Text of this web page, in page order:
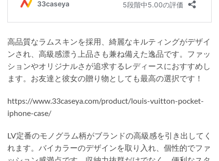
高品質なラムスキンを採用、綺麗なキルティングがデザイ
ンされ、高級感漂う上品さも兼ね備えた逸品です。ファッ
ションやオリジナルさが追求するレディースにおすすめし
ます。お友達と彼女の贈り物としても最高の選択です！
https://www.33caseya.com/product/louis-vuitton-pocket-
iphone-case/
LV定番のモノグラム柄がブランドの高級感を引き出してく
れます。バイカラーのデザインを取り入れ、個性的でファ